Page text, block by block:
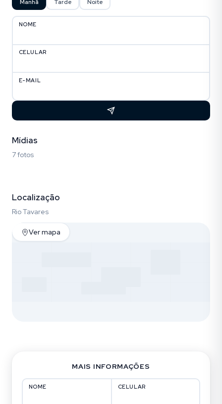
Manhã Tarde Noite
NOME
CELULAR
E-MAIL
Mídias
7 fotos
Localização
Rio Tavares
Ver mapa
MAIS INFORMAÇÕES
NOME CELULAR